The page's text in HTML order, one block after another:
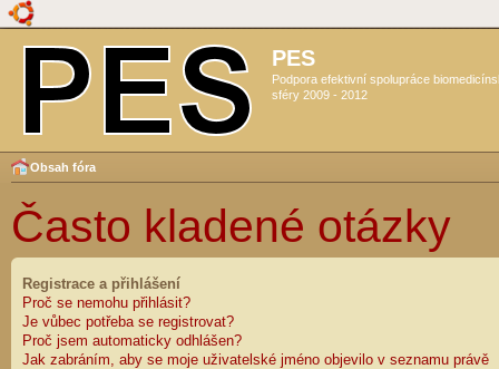
PES
Podpora efektivní spolupráce
sféry 2009 - 2012
Obsah fóra
Často kladené otázky
Registrace a přihlášení
Proč se nemohu přihlásit?
Je vůbec potřeba se registrovat?
Proč jsem automaticky odhlášen?
Jak zabráním, aby se moje uživatelské jméno objevilo v seznamu právě